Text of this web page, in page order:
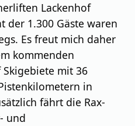
Lackenhof
der 1.300 Gäste waren
Es freut mich daher
kommenden
mit 36
in
fährt die Rax-
und